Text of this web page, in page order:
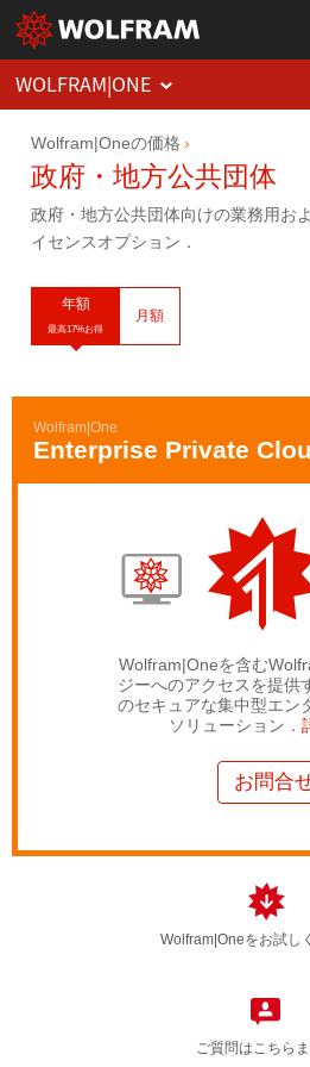
WOLFRAM|ONE
Wolfram|Oneの価格
政府・地方公共団体
政府・地方公共団体向けの業務用お
イセンスオプション．
年額
最高17%お得
月額
Wolfram|One
Enterprise Private
Wolfram|Oneを含む
ジーへのアクセスを提供
のセキュアな集中型エン
ソリューション．
お問合
Wolfram|Oneをお試し
ご質問はこちら